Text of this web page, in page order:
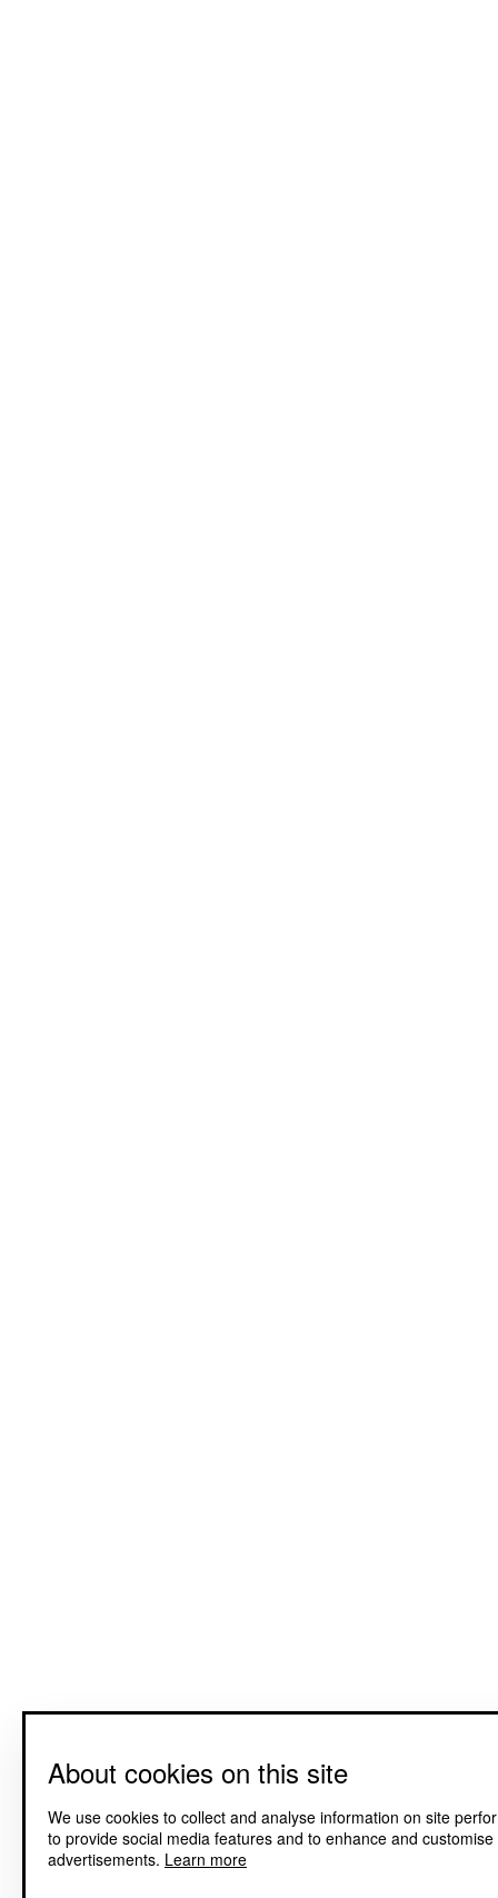
About cookies on this site
We use cookies to collect and analyse information on site
to provide social media features and to enhance and
advertisements. Learn more